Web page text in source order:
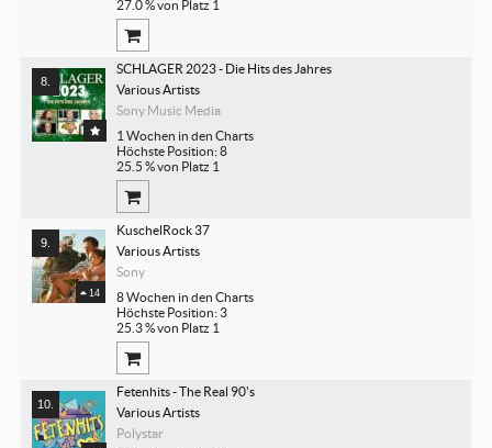
27.0 % von Platz 1
SCHLAGER 2023 - Die Hits des Jahres
Various Artists
Sony Music Media
1 Wochen in den Charts
Höchste Position: 8
25.5 % von Platz 1
14
KuschelRock 37
Various Artists
Sony
8 Wochen in den Charts
Höchste Position: 3
25.3 % von Platz 1
Fetenhits - The Real 90's
Various Artists
Polystar